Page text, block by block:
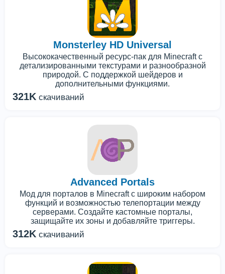
Monsterley HD Universal
Высококачественный ресурс-пак для Minecraft с
детализированными текстурами и разнообразной
природой. С поддержкой шейдеров и
дополнительными функциями.
321K скачиваний
Advanced Portals
Мод для порталов в Minecraft с широким набором
функций и возможностью телепортации между
серверами. Создайте кастомные порталы,
защищайте их зоны и добавляйте триггеры.
312K скачиваний